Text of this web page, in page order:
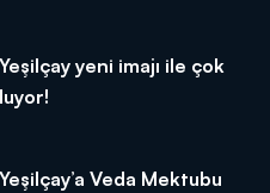
yeni imajı ile çok
Veda Mektubu